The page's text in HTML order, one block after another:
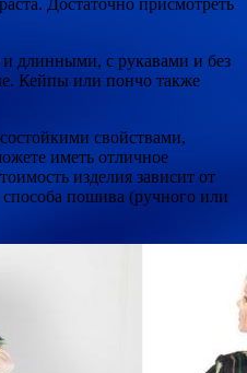
Достаточно присмотреть
длинными, с рукавами и без
Кейпы или пончо также
свойствами,
иметь отличное
изделия зависит от
пошива (ручного или